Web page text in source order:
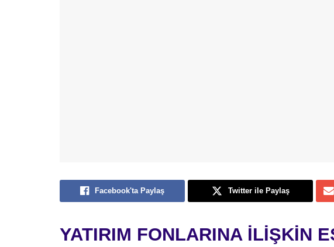
Facebook'ta Paylaş Twitter ile Paylaş
YATIRIM FONLARINA İLİŞKİN